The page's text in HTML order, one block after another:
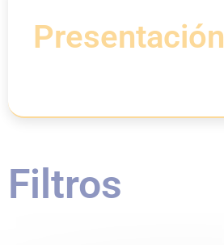
Presentación
Filtros